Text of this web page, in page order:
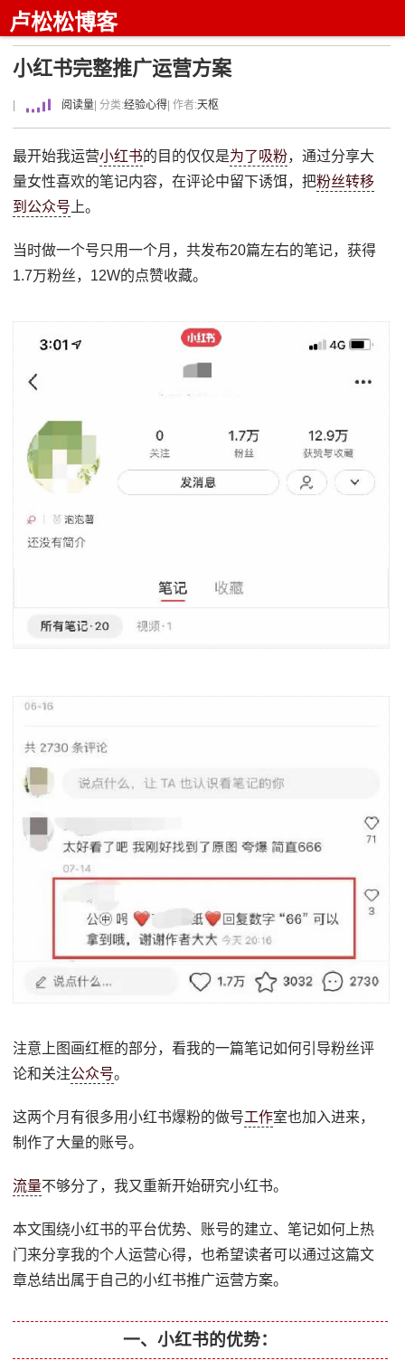
卢松松博客
小红书完整推广运营方案
阅读量 | 分类:经验心得 | 作者:天枢
最开始我运营小红书的目的仅仅是为了吸粉，通过分享大
量女性喜欢的笔记内容，在评论中留下诱饵，把粉丝转移
到公众号 上。
当时做一个号只用一个月，共发布20篇左右的笔记，获得
1.7万粉丝，12W的点赞收藏。
注意上图画红框的部分，看我的一篇笔记如何引导粉丝评
论和关注公众号。
这两个月有很多用小红书爆粉的做号工作室也加入进来，
制作了大量的账号。
流量不够分了，我又重新开始研究小红书。
本文围绕小红书的平台优势、账号的建立、笔记如何上热
门来分享我的个人运营心得，也希望读者可以通过这篇文
章总结出属于自己的小红书推广运营方案。
一、小红书的优势：